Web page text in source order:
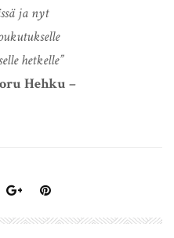
ja nyt
hetkelle”
Hehku –